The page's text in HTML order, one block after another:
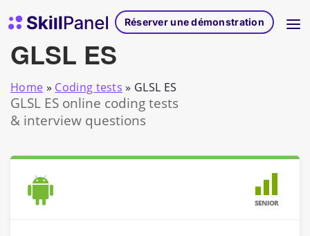
Page d'accueil de SkillPanelRéserver une démonstration
GLSL ES
Home » Coding tests » GLSL ES
GLSL ES online coding tests
& interview questions
SENIOR